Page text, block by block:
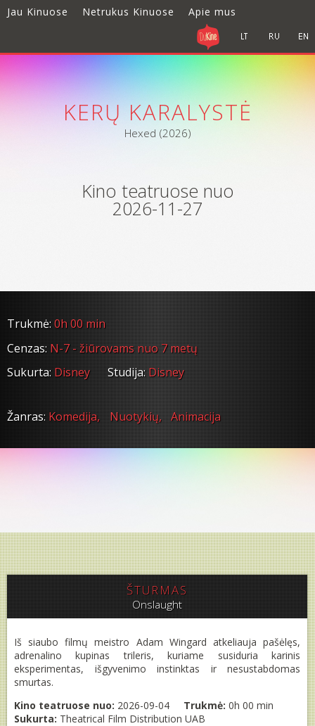
Jau Kinuose Netrukus Kinuose Apie mus
KERŲ KARALYSTĖ
Hexed (2026)
Kino teatruose nuo
2026-11-27
Trukmė:0h 00 min
Cenzas: N-7 - žiūrovams nuo 7 metų
Sukurta: Disney Studija:Disney
Žanras: Komedija, Nuotykių, Animacija
ŠTURMAS
Onslaught
Iš siaubo filmų meistro Adam Wingard atkeliauja pašėlęs,
adrenalino kupinas trileris, kuriame susiduria karinis
eksperimentas, išgyvenimo instinktas ir nesustabdomas
smurtas.
Kino teatruose nuo: 2026-09-04 Trukmė: 0h 00 min
Sukurta: Theatrical Film Distribution UAB